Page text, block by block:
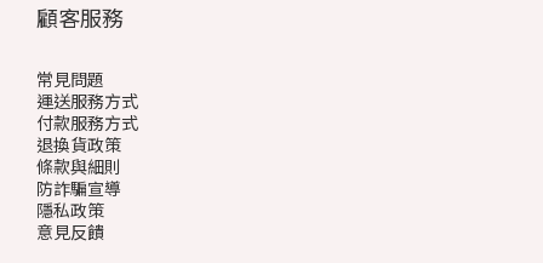
顧客服務
常見問題
運送服務方式
付款服務方式
退換貨政策
條款與細則
防詐騙宣導
隱私政策
意見反饋